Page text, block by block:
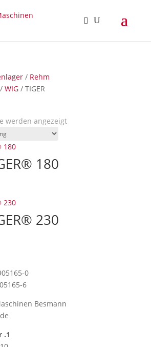
/ Rehm
WIG/ TIGER
werden angezeigt
180
230
0
6
.1